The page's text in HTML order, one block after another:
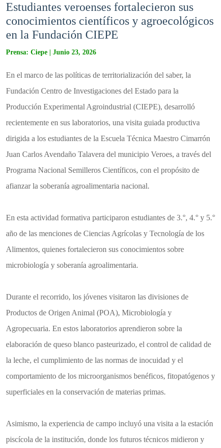
Estudiantes veroenses fortalecieron sus
conocimientos científicos y agroecológicos
en la Fundación CIEPE
Prensa: Ciepe | Junio 23, 2026
En el marco de las políticas de territorialización del saber, la
Fundación Centro de Investigaciones del Estado para la
Producción Experimental Agroindustrial (CIEPE), desarrolló
recientemente en sus laboratorios, una visita guiada productiva
dirigida a los estudiantes de la Escuela Técnica Maestro Cimarrón
Juan Carlos Avendaño Talavera del municipio Veroes, a través del
Programa Nacional Semilleros Científicos, con el propósito de
afianzar la soberanía agroalimentaria nacional.
En esta actividad formativa participaron estudiantes de 3.°, 4.° y 5.°
año de las menciones de Ciencias Agrícolas y Tecnología de los
Alimentos, quienes fortalecieron sus conocimientos sobre
microbiología y soberanía agroalimentaria.
Durante el recorrido, los jóvenes visitaron las divisiones de
Productos de Origen Animal (POA), Microbiología y
Agropecuaria. En estos laboratorios aprendieron sobre la
elaboración de queso blanco pasteurizado, el control de calidad de
la leche, el cumplimiento de las normas de inocuidad y el
comportamiento de los microorganismos benéficos, fitopatógenos y
superficiales en la conservación de materias primas.
Asimismo, la experiencia de campo incluyó una visita a la estación
piscícola de la institución, donde los futuros técnicos midieron y